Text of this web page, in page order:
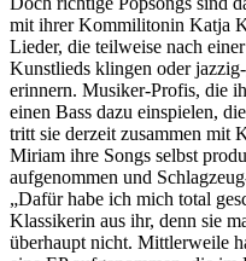
mit ihrer Kommilitonin Katja
Lieder, die teilweise nach
Kunstlieds klingen oder
erinnern. Musiker-Profis, die
einen Bass dazu einspielen,
tritt sie derzeit zusammen mit
Miriam ihre Songs selbst
aufgenommen und
„Dafür habe ich mich total
Klassikerin aus ihr, denn sie
überhaupt nicht. Mittlerweile